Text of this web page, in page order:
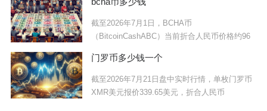
截至2026年7月1日，BCHA币
（BitcoinCashABC）当前折合人民币价格约96
门罗币多少钱一个
截至2026年7月21日盘中实时行情，单枚门罗币
XMR美元报价339.65美元，折合人民币